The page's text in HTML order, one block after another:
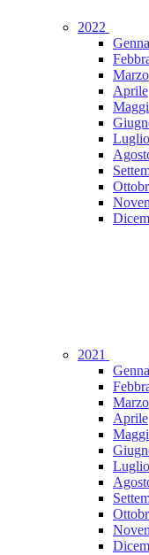
2022
Marzo
Aprile
Luglio
2021
Marzo
Aprile
Luglio